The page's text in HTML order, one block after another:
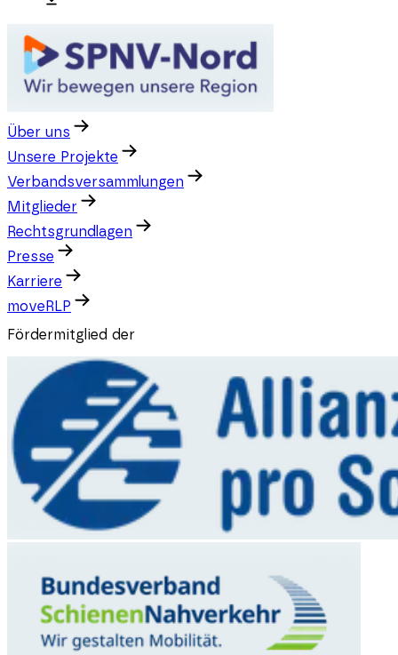
Über uns
Unsere Projekte
Verbandsversammlungen
Mitglieder
Rechtsgrundlagen
Presse
Karriere
moveRLP
Fördermitglied der